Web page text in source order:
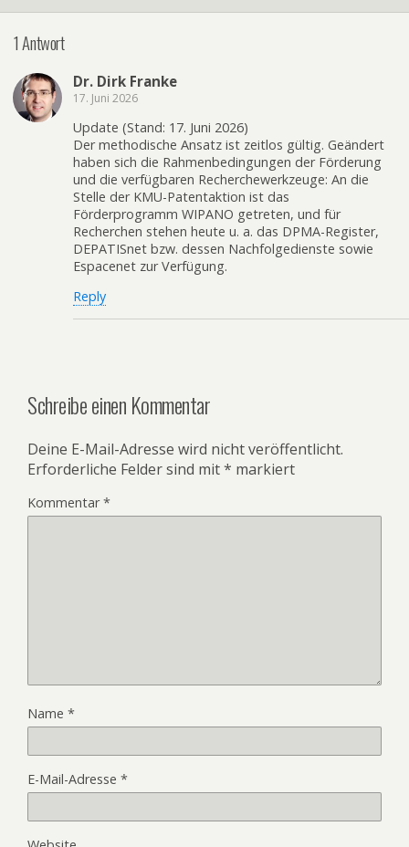
1 Antwort
Dr. Dirk Franke
17. Juni 2026
Update (Stand: 17. Juni 2026)
Der methodische Ansatz ist zeitlos gültig. Geändert
haben sich die Rahmenbedingungen der Förderung
und die verfügbaren Recherchewerkzeuge: An die
Stelle der KMU-Patentaktion ist das
Förderprogramm WIPANO getreten, und für
Recherchen stehen heute u. a. das DPMA-Register,
DEPATISnet bzw. dessen Nachfolgedienste sowie
Espacenet zur Verfügung.
Reply
Schreibe einen Kommentar
Deine E-Mail-Adresse wird nicht veröffentlicht.
Erforderliche Felder sind mit* markiert
Kommentar*
Name *
E-Mail-Adresse *